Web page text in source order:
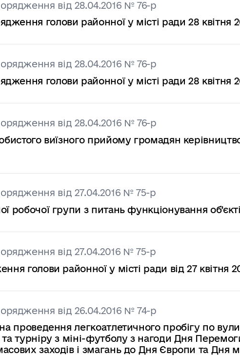
від 28.04.2016 № 76-р
голови районної у місті ради 28 квітня
від 28.04.2016 № 76-р
голови районної у місті ради 28 квітня
від 28.04.2016 № 76-р
виїзного прийому громадян
від 27.04.2016 № 75-р
робочої групи з питань функціонування
від 27.04.2016 № 75-р
голови районної у місті ради від 27 квітня
від 26.04.2016 № 74-р
проведення легкоатлетичного пробігу по
турніру з міні-футболу з нагоди Дня
заходів і змагань до Дня Європи та Дня